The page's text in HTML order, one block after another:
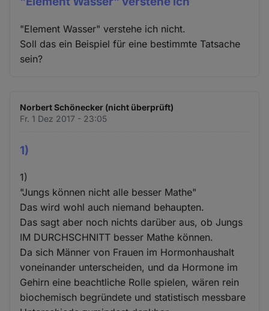
"Element Wasser" verstehe ich nicht.
Soll das ein Beispiel für eine bestimmte Tatsache
sein?
Norbert Schönecker (nicht überprüft)
Fr. 1 Dez 2017 - 23:05
1)
1)
"Jungs können nicht alle besser Mathe"
Das wird wohl auch niemand behaupten.
Das sagt aber noch nichts darüber aus, ob Jungs
IM DURCHSCHNITT besser Mathe können.
Da sich Männer von Frauen im Hormonhaushalt
voneinander unterscheiden, und da Hormone im
Gehirn eine beachtliche Rolle spielen, wären rein
biochemisch begründete und statistisch messbare